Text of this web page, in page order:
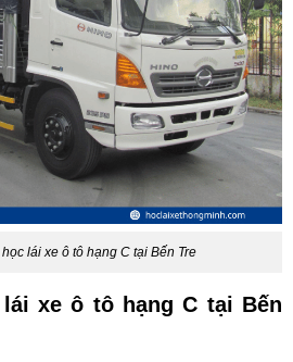
lái xe ô tô hạng C tại Bến Tre
xe ô tô hạng C tại Bến